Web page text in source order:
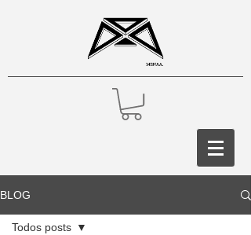
BLOG
Todos posts